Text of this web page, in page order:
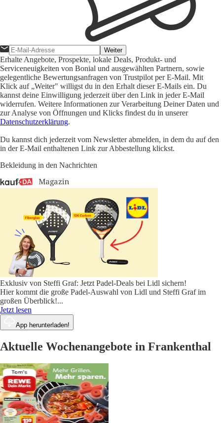
Weiter
Erhalte Angebote, Prospekte, lokale Deals, Produkt- und
Serviceneuigkeiten von Bonial und ausgewählten Partnern, sowie
gelegentliche Bewertungsanfragen von Trustpilot per E-Mail. Mit
Klick auf „Weiter" willigst du in den Erhalt dieser E-Mails ein. Du
kannst deine Einwilligung jederzeit über den Link in jeder E-Mail
widerrufen. Weitere Informationen zur Verarbeitung Deiner Daten und
zur Analyse von Öffnungen und Klicks findest du in unserer
Datenschutzerklärung.
Du kannst dich jederzeit vom Newsletter abmelden, in dem du auf den
in der E-Mail enthaltenen Link zur Abbestellung klickst.
Bekleidung in den Nachrichten
Exklusiv von Steffi Graf: Jetzt Padel-Deals bei Lidl sichern!
Hier kommt die große Padel-Auswahl von Lidl und Steffi Graf im
großen Überblick!...
Jetzt lesen
App herunterladen!
Aktuelle Wochenangebote in Frankenthal